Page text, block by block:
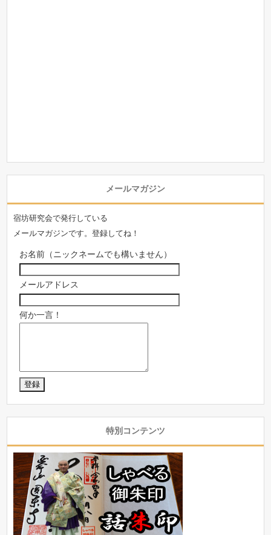
メールマガジン
宿坊研究会で発行している
メールマガジンです。登録してね！
お名前（ニックネームでも構いません）
メールアドレス
何か一言！
特別コンテンツ